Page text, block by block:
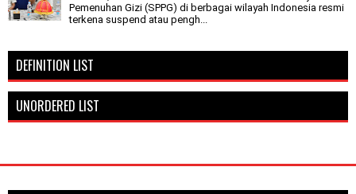
Pemenuhan Gizi (SPPG) di berbagai wilayah Indonesia resmi
terkena suspend atau pengh...
DEFINITION LIST
UNORDERED LIST